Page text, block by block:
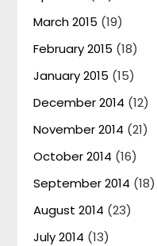
March 2015 (19)
February 2015 (18)
January 2015 (15)
December 2014 (12)
November 2014 (21)
October 2014 (16)
September 2014 (18)
August 2014 (23)
July 2014 (13)